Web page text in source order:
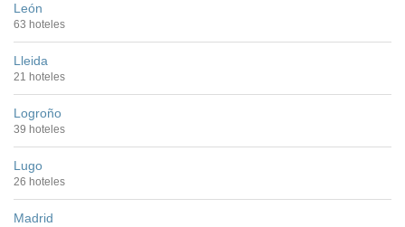
León
63 hoteles
Lleida
21 hoteles
Logroño
39 hoteles
Lugo
26 hoteles
Madrid